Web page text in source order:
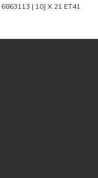
6863113 | 10J X 21 ET41